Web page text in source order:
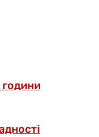
години